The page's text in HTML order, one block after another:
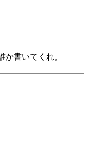
か書いてくれ。